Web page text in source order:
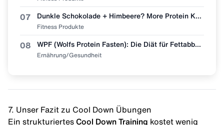
07 Dunkle Schokolade + Himbeere? More Protein Kaffee "Dark Chocolate Raspberry" im Test 🧋👀
Fitness Produkte
08 WPF (Wolfs Protein Fasten): Die Diät für Fettabbau & Muskel-Erhalt
Ernährung/Gesundheit
7. Unser Fazit zu Cool Down Übungen
Ein strukturiertes Cool Down Training kostet wenig